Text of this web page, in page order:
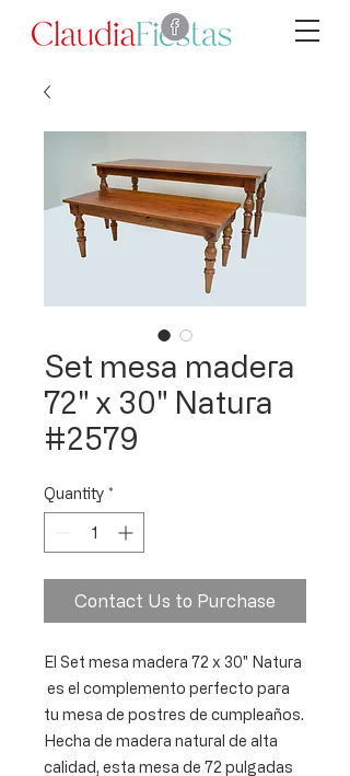
Set mesa madera
72" x 30" Natura
#2579
Quantity *
Contact Us to Purchase
El Set mesa madera 72 x 30" Natura
es el complemento perfecto para
tu mesa de postres de cumpleaños.
Hecha de madera natural de alta
calidad, esta mesa de 72 pulgadas